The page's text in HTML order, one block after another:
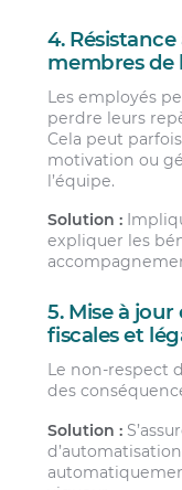
4.
membres de
Les employés
perdre leurs
Cela peut
motivation ou
l’équipe.
Solution :
expliquer les
5. Mise à
fiscales et
Le non-respect
des
Solution :